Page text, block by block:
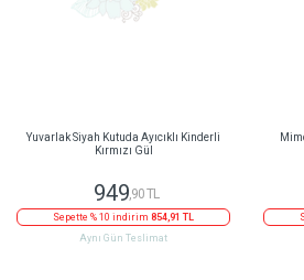
Yuvarlak Siyah Kutuda Ayıcıklı Kinderli
Kırmızı Gül
949,90 TL
Sepette % 10 indirim854,91 TL
Aynı Gün Teslimat